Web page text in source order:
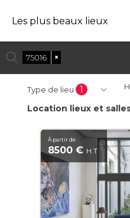
Les plus beaux lieux
75016 ×
Type de lieu 1
Location lieux et
À partir de
8500 € H.T